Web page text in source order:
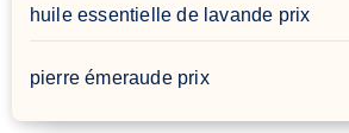
huile essentielle de lavande prix
pierre émeraude prix